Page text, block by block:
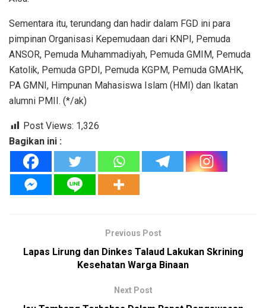
Sementara itu, terundang dan hadir dalam FGD ini para
pimpinan Organisasi Kepemudaan dari KNPI, Pemuda
ANSOR, Pemuda Muhammadiyah, Pemuda GMIM, Pemuda
Katolik, Pemuda GPDI, Pemuda KGPM, Pemuda GMAHK,
PA GMNI, Himpunan Mahasiswa Islam (HMI) dan Ikatan
alumni PMII. (*/ak)
Post Views: 1,326
Bagikan ini :
Previous Post
‎Lapas Lirung dan Dinkes Talaud Lakukan Skrining
Kesehatan Warga Binaan‎
Next Post